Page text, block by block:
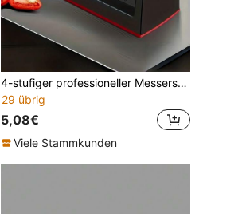
4-stufiger professioneller Messerschärfer | Hochpräziser Wetzstein, Rhinstein, Keramik-Schleifsteine, rutschfester Griff | Einfach zu bedienen, schnelles Schärfen | Hervorragende Geschenkwahl für verschiedene Anlässe
29 übrig
5,08€
Viele Stammkunden